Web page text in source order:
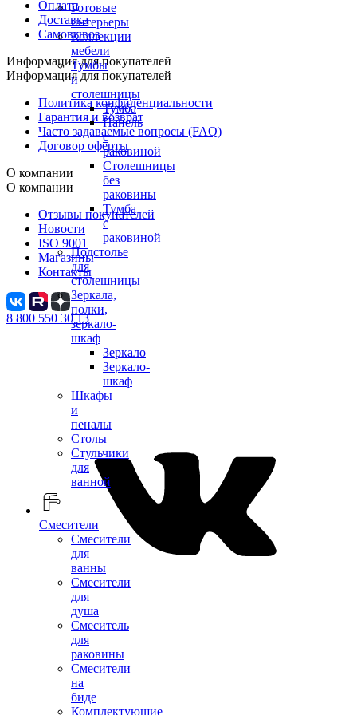
Готовые
интерьеры
Коллекции
мебели
Тумбы
и
столешницы
Тумба
Панель
с
раковиной
Столешницы
без
раковины
Тумба
с
раковиной
Подстолье
для
столешницы
Зеркала,
полки,
зеркало-
шкаф
Зеркало
Зеркало-
шкаф
Шкафы
и
пеналы
Столы
Стульчики
для
ванной
Смесители
Смесители
для
ванны
Смесители
для
душа
Смеситель
для
раковины
Смесители
на
биде
Комплектующие
Оплата
Доставка
Самовывоз
Информация для покупателей
Информация для покупателей
Политика конфиденциальности
Гарантия и возврат
Часто задаваемые вопросы (FAQ)
Договор оферты
О компании
О компании
Отзывы покупателей
Новости
ISO 9001
Магазины
Контакты
8 800 550 30 13